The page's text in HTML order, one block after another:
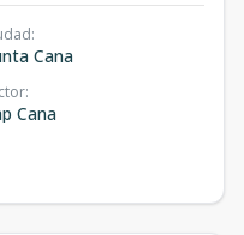
:
Cana
:
Cana